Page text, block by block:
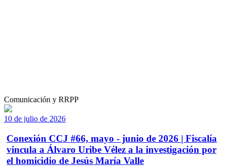
Comunicación y RRPP
10 de julio de 2026
Conexión CCJ #66, mayo - junio de 2026 | Fiscalía
vincula a Álvaro Uribe Vélez a la investigación por
el homicidio de Jesús María Valle